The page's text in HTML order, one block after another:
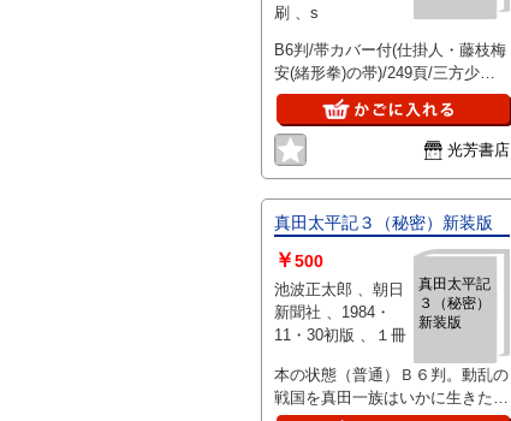
刷 、s
B6判/帯カバー付(仕掛人・藤枝梅
安(緒形拳)の帯)/249頁/三方少々
経年ホコリの茶ヤケ茶点シミ(天
に茶点シミやや強め)、二枚上角
折れあと、カバー帯の背少々経年
茶ヤケ日ヤケ、帯の角少々スレ
光芳書店
真田太平記３（秘密）新装版
真田太平記
３（秘密）
新装版
￥500
池波正太郎 、朝日
新聞社 、1984・
11・30初版 、１冊
本の状態（普通）Ｂ６判。動乱の
戦国を真田一族はいかに生きた